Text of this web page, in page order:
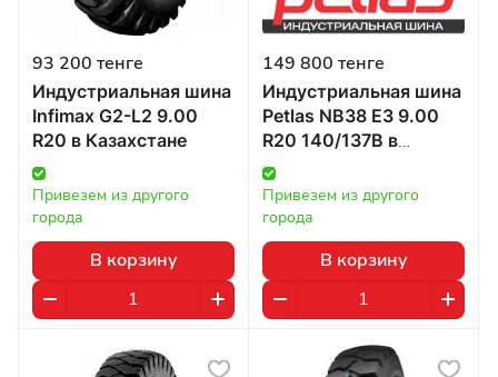
93 200 тенге
Индустриальная шина
Infimax G2-L2 9.00
R20 в Казахстане
Привезем из другого
города
В корзину
149 800 тенге
Индустриальная шина
Petlas NB38 E3 9.00
R20 140/137B в
Казахстане
Привезем из другого
города
В корзину